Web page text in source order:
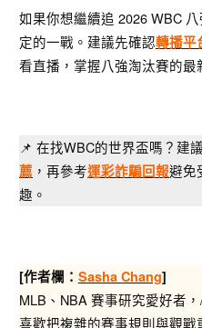
如果你想繼續追 2026 WBC
定的一戰。建議先確認轉播平
看直播，掌握八強淘汰賽的最
📌 在找WBC的世界盃嗎？建
薦 ，再參考運彩詐騙回報避免
趣。
[作者欄：Sasha Chang]
MLB、NBA 賽事研究愛好者
喜歡把複雜的賽事規則與觀